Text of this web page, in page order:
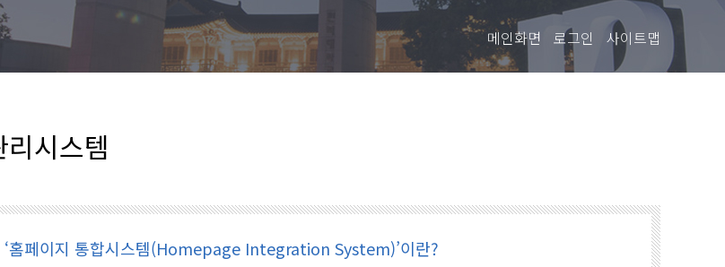
메인화면 로그인 사이트맵
시스템
‘홈페이지 통합시스템(Homepage Integration System)’이란?